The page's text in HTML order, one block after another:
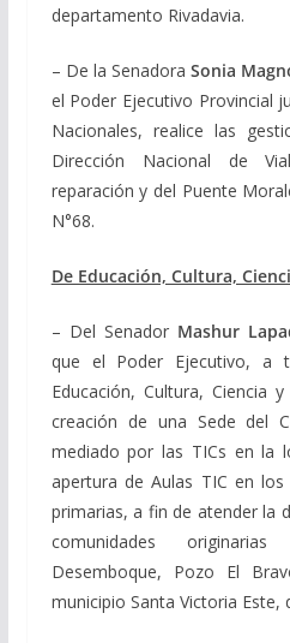
departamento Rivadavia.
– De la Senadora Sonia
el Poder Ejecutivo Provincial
Nacionales, realice las
Dirección Nacional de
reparación y del Puente
N°68.
De Educación, Cultura,
– Del Senador Mashur
que el Poder Ejecutivo, a
Educación, Cultura, Ciencia
creación de una Sede del
mediado por las TICs en la
apertura de Aulas TIC en
primarias, a fin de atender la
comunidades
Desemboque, Pozo El
municipio Santa Victoria Este,